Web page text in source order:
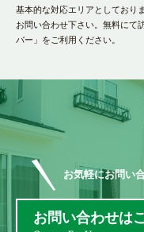
基本的な対応エリアとしており
お問い合わせ下さい。無料に
バー」をご利用ください。
お気軽にお問い
お問い合わせは